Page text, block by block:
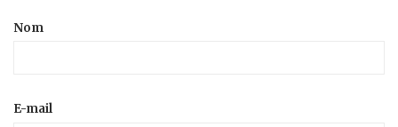
Nom
E-mail